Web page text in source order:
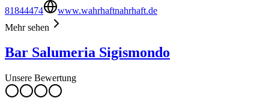
81844474
www.wahrhaftnahrhaft.de
Mehr sehen
Bar Salumeria Sigismondo
Unsere Bewertung